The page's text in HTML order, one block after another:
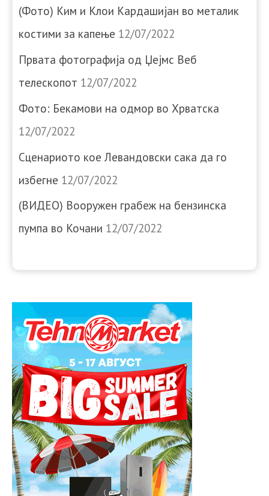
(Фото) Ким и Клои Кардашијан во металик
костими за капење 12/07/2022
Првата фотографија од Џејмс Веб
телескопот 12/07/2022
Фото: Бекамови на одмор во Хрватска
12/07/2022
Сценариото кое Левандовски сака да го
избегне 12/07/2022
(ВИДЕО) Вооружен грабеж на бензинска
пумпа во Кочани 12/07/2022